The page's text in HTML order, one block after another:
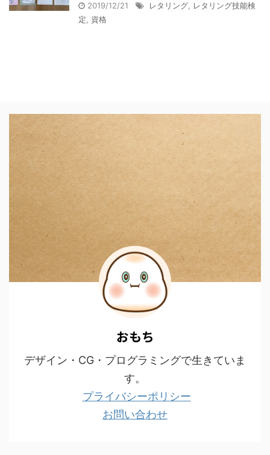
2019/12/21 レタリング
レタリング技能検
定
資格
おもち
デザイン・CG・プログラミングで生きていま
す。
プライバシーポリシー
お問い合わせ